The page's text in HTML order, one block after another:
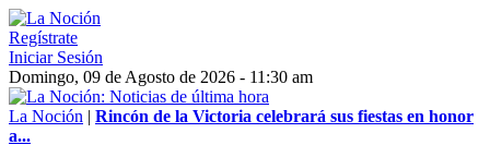
Regístrate
Iniciar Sesión
Domingo, 09 de Agosto de 2026 - 11:30 am
La Noción | Rincón de la Victoria celebrará sus fiestas en honor
a...